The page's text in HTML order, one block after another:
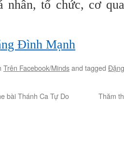
nhân, tổ chức, cơ
Đình Mạnh
Trên Facebook/Mindsand tagged
bài Thánh Ca Tự Do
Thăm